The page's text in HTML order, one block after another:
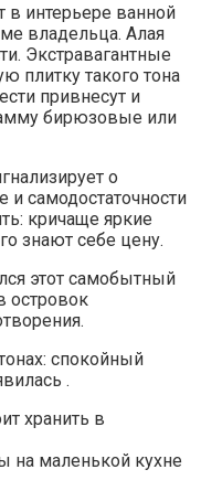
интерьере ванной
владельца. Алая
Экстравагантные
плитку такого тона
привнесут и
бирюзовые или
о
самодостаточности
кричаще яркие
знают себе цену.
этот самобытный
островок
спокойный
.
хранить в
на маленькой кухне